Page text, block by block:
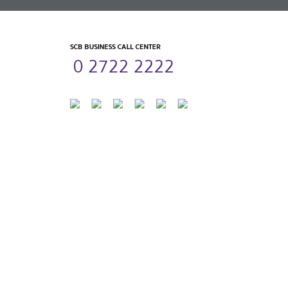
SCB BUSINESS CALL CENTER
0 2722 2222